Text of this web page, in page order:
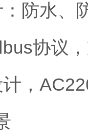
防水、
协议
，